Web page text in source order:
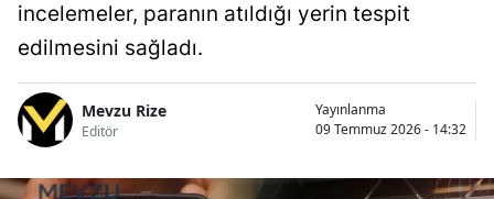
incelemeler, paranın atıldığı yerin tespit
edilmesini sağladı.
Mevzu Rize
Editör
Yayınlanma
09 Temmuz 2026 - 14:32